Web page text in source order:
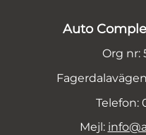
Auto
Org nr:
Telefon:
Mejl: